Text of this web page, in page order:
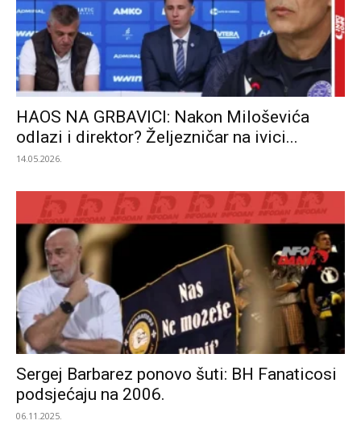
HAOS NA GRBAVICI: Nakon Miloševića
odlazi i direktor? Željezničar na ivici...
14.05.2026.
Sergej Barbarez ponovo šuti: BH Fanaticosi
podsjećaju na 2006.
06.11.2025.